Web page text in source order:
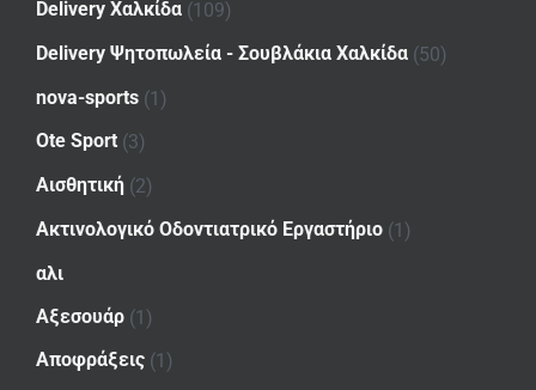
Delivery Χαλκίδα (109)
Delivery Ψητοπωλεία - Σουβλάκια Χαλκίδα (50)
nova-sports (1)
Ote Sport (3)
Αισθητική (2)
Ακτινολογικό Οδοντιατρικό Εργαστήριο (1)
αλι
Αξεσουάρ (1)
Αποφράξεις (1)